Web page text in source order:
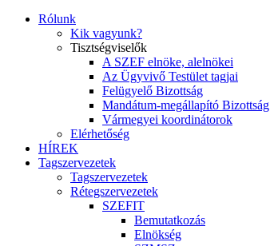
Rólunk
Kik vagyunk?
Tisztségviselők
A SZEF elnöke, alelnökei
Az Ügyvivő Testület tagjai
Felügyelő Bizottság
Mandátum-megállapító Bizottság
Vármegyei koordinátorok
Elérhetőség
HÍREK
Tagszervezetek
Tagszervezetek
Rétegszervezetek
SZEFIT
Bemutatkozás
Elnökség